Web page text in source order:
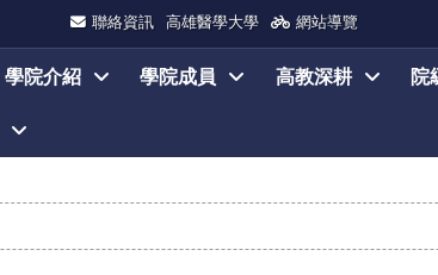
聯絡資訊 高雄醫學大學 網站導覽
學院介紹 學院成員 高教深耕
院